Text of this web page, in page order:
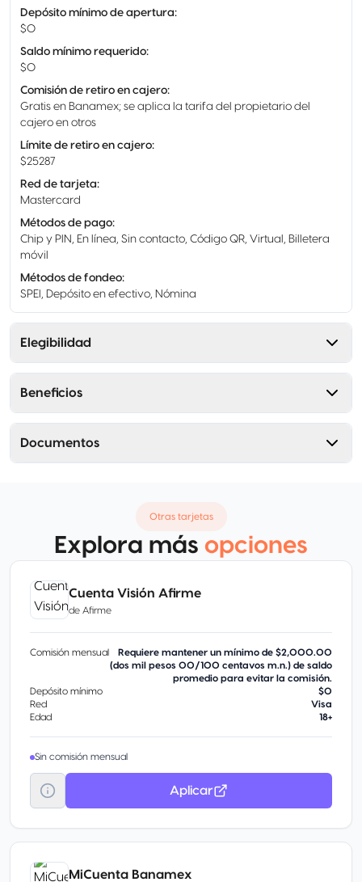
Depósito mínimo de apertura:
$0
Saldo mínimo requerido:
$0
Comisión de retiro en cajero:
Gratis en Banamex; se aplica la tarifa del propietario del
cajero en otros
Límite de retiro en cajero:
$25287
Red de tarjeta:
Mastercard
Métodos de pago:
Chip y PIN, En línea, Sin contacto, Código QR, Virtual, Billetera
móvil
Métodos de fondeo:
SPEI, Depósito en efectivo, Nómina
Elegibilidad
Beneficios
Documentos
Otras tarjetas
Explora más opciones
Cuenta Visión Afirme
de Afirme
Comisión mensual
Requiere mantener un mínimo de $2,000.00
(dos mil pesos 00/100 centavos m.n.) de saldo
promedio para evitar la comisión.
Depósito mínimo
$0
Red
Visa
Edad
18+
Sin comisión mensual
Aplicar
MiCuenta Banamex